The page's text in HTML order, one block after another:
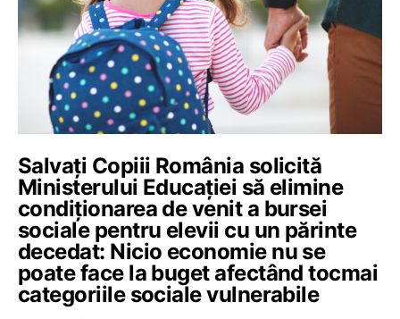
Salvați Copiii România solicită
Ministerului Educației să elimine
condiționarea de venit a bursei
sociale pentru elevii cu un părinte
decedat: Nicio economie nu se
poate face la buget afectând tocmai
categoriile sociale vulnerabile